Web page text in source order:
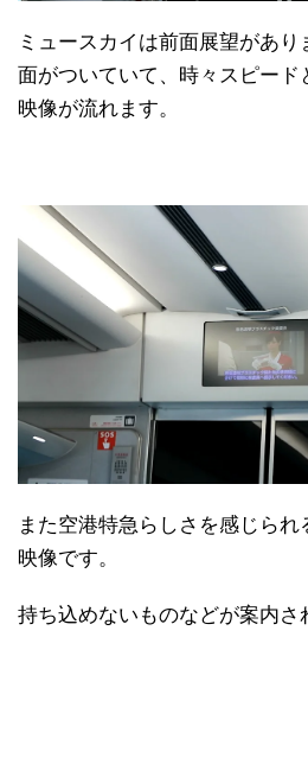
ミュースカイは前面展望があ
面がついていて、時々スピード
映像が流れます。
また空港特急らしさを感じら
映像です。
持ち込めないものなどが案内さ